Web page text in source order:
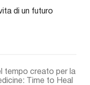
di un futuro
tempo creato per la
Time to Heal